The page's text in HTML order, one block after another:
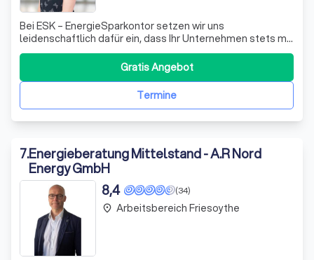
Bei ESK – EnergieSparkontor setzen wir uns
leidenschaftlich dafür ein, dass Ihr Unternehmen stets mit
dem optimalen Energietarif versorgt ist. Seit unserer
Gründung im Jahr 2010 durch Dieter Heidkamp haben wir
uns kontinuierlich weiterentwickelt und bieten heute ein
breites Spektrum an Dienstleistun
Termine
Gratis Angebot
7.Energieberatung Mittelstand - A.R Nord
Energy GmbH
(34)
8,4
place Arbeitsbereich Friesoythe